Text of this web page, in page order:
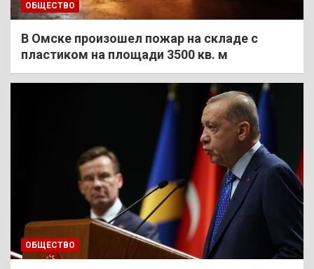
ОБЩЕСТВО
В Омске произошел пожар на складе с
пластиком на площади 3500 кв. м
ОБЩЕСТВО